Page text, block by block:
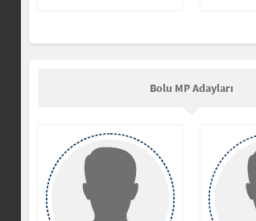
Bolu MP Adayları